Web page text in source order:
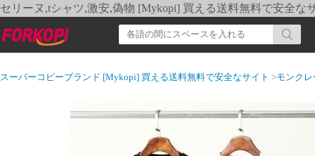
セリーヌ,tシャツ,激安,偽物 [Mykopi] 買える送料無料で安全な
スーパーコピーブランド [Mykopi] 買える送料無料で安全なサイト >モンク